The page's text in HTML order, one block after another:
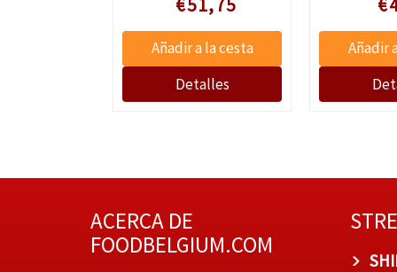
ACERCA DE
FOODBELGIUM.COM